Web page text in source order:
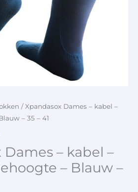
/ Xpandasox Dames – kabel –
– 35 – 41
Dames – kabel –
– Blauw –